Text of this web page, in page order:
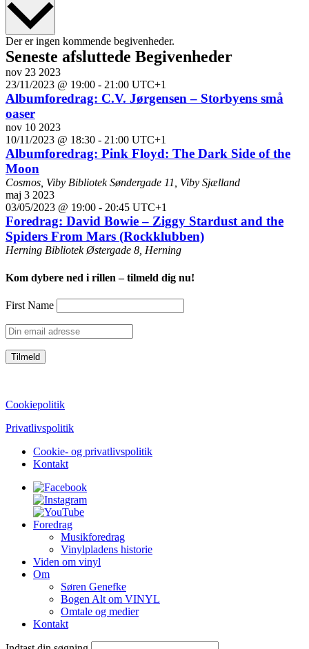
Kalender
af
Begivenheder
Der er ingen kommende begivenheder.
Seneste afsluttede Begivenheder
nov 23 2023
23/11/2023 @ 19:00 - 21:00 UTC+1
Albumforedrag: C.V. Jørgensen – Storbyens små
oaser
nov 10 2023
10/11/2023 @ 18:30 - 21:00 UTC+1
Albumforedrag: Pink Floyd: The Dark Side of the
Moon
Cosmos, Viby BibliotekSøndergade 11, Viby Sjælland
maj 3 2023
03/05/2023 @ 19:00 - 20:45 UTC+1
Foredrag: David Bowie – Ziggy Stardust and the
Spiders From Mars (Rockklubben)
Herning BibliotekØstergade 8, Herning
Kom dybere ned i rillen – tilmeld dig nu!
First Name
Cookiepolitik
Privatlivspolitik
Cookie- og privatlivspolitik
Kontakt
Foredrag
Musikforedrag
Vinylpladens historie
Viden om vinyl
Om
Søren Genefke
Bogen Alt om VINYL
Omtale og medier
Kontakt